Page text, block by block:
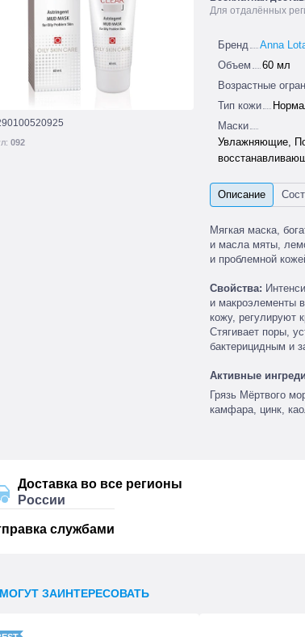
092
Для отдалённых
Бренд
Anna
Объем
60 мл
Возрастные
Тип кожи
Маски
Увлажняющие,
Мягкая маска,
и масла мяты,
и проблемной
Свойства:
и макроэлементы
кожу, регулируют
Стягивает поры,
бактерицидным и
Активные
Грязь Мёртвого
камфара, цинк,
Доставка во все регионы
России
службами
ЗАИНТЕРЕСОВАТЬ